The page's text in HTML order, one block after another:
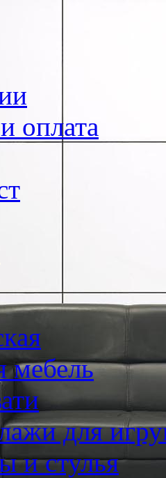
оплата
мебель
для
и стулья